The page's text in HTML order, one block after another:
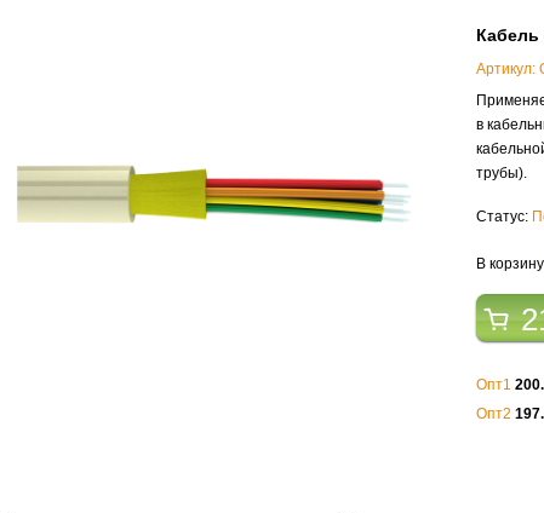
Кабель
Артикул:
в
трубы).
Статус:
В
Опт1
Опт2